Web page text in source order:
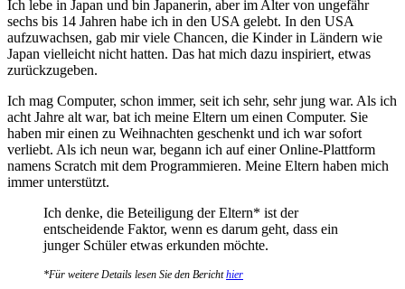
​​Ich lebe in Japan und bin Japanerin, aber im Alter von ungefähr
sechs bis 14 Jahren habe ich in den USA gelebt. In den USA
aufzuwachsen, gab mir viele Chancen, die Kinder in Ländern wie
Japan vielleicht nicht hatten. Das hat mich dazu inspiriert, etwas
zurückzugeben.
Ich mag Computer, schon immer, seit ich sehr, sehr jung war. Als ich
acht Jahre alt war, bat ich meine Eltern um einen Computer. Sie
haben mir einen zu Weihnachten geschenkt und ich war sofort
verliebt. Als ich neun war, begann ich auf einer Online-Plattform
namens Scratch mit dem Programmieren. Meine Eltern haben mich
immer unterstützt.
Ich denke, die Beteiligung der Eltern* ist der
entscheidende Faktor, wenn es darum geht, dass ein
junger Schüler etwas erkunden möchte.
*Für weitere Details lesen Sie den Berichthier